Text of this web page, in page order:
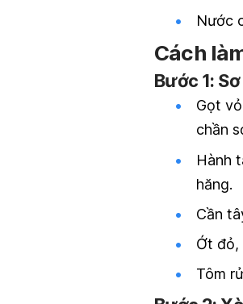
Nước
Cách
Bước 1:
Gọt
chần
Hành
hăng.
Cần
Ớt đỏ,
Tôm